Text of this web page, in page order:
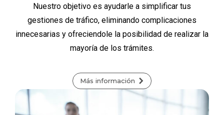
Nuestro objetivo es ayudarle a simplificar tus
gestiones de tráfico, eliminando complicaciones
innecesarias y ofreciendole la posibilidad de realizar la
mayoría de los trámites.
Más información